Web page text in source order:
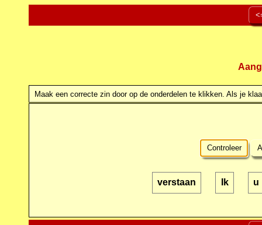
Maak een correcte zin door op de onderdelen te klikken. Als je
Controleer
verstaan Ik u